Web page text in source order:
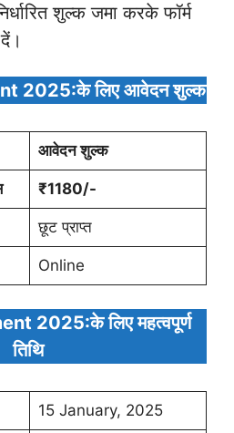
शुल्क जमा करके फॉर्म
2025:के लिए आवेदन शुल्क
आवेदन शुल्क
₹1180/-
छूट प्राप्त
Online
2025:के लिए महत्‍वपूर्ण
तिथि
15 January, 2025